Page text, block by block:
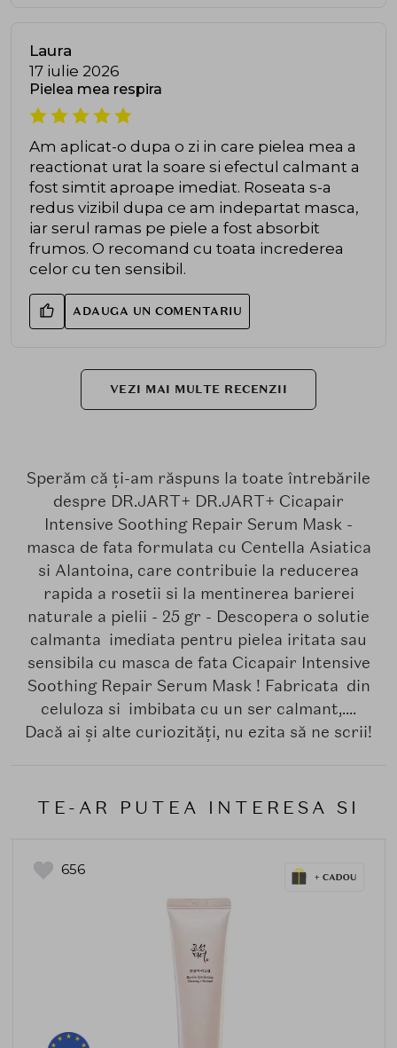
Laura
17 iulie 2026
Pielea mea respira
Am aplicat-o dupa o zi in care pielea mea a
reactionat urat la soare si efectul calmant a
fost simtit aproape imediat. Roseata s-a
redus vizibil dupa ce am indepartat masca,
iar serul ramas pe piele a fost absorbit
frumos. O recomand cu toata increderea
celor cu ten sensibil.
ADAUGA UN COMENTARIU
VEZI MAI MULTE RECENZII
Sperăm că ți-am răspuns la toate întrebările
despre DR.JART+ DR.JART+ Cicapair
Intensive Soothing Repair Serum Mask -
masca de fata formulata cu Centella Asiatica
si Alantoina, care contribuie la reducerea
rapida a rosetii si la mentinerea barierei
naturale a pielii - 25 gr - Descopera o solutie
calmanta imediata pentru pielea iritata sau
sensibila cu masca de fata Cicapair Intensive
Soothing Repair Serum Mask ! Fabricata din
celuloza si imbibata cu un ser calmant,....
Dacă ai și alte curiozități, nu ezita să ne scrii!
TE-AR PUTEA INTERESA SI
656